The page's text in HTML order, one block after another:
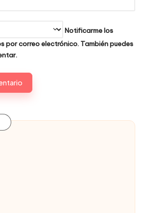
Notificarme los
por correo electrónico. También puedes